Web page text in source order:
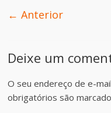
← Anterior
Deixe um
O seu endereço de e-
obrigatórios são